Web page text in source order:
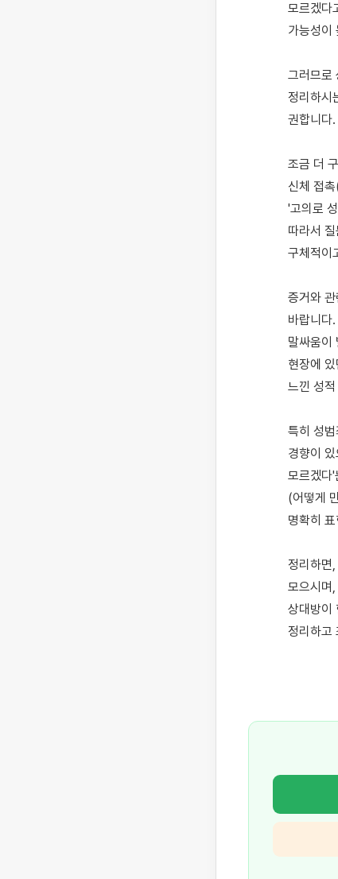
모르겠다
가능성이
그러므로
정리하시
권합니다.
조금 더
신체 접
'고의로
따라서
구체적이
증거와
바랍니다
말싸움이
현장에
느낀 성
특히 성
경향이
모르겠다'
(어떻게
명확히
정리하면
모으시며
상대방이
정리하고